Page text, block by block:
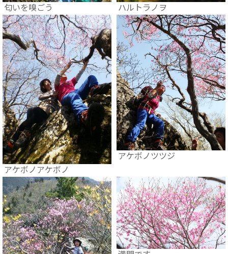
匂いを嗅ごう ハルトラノヲ
アケボノアケボノ
アケボノツツジ